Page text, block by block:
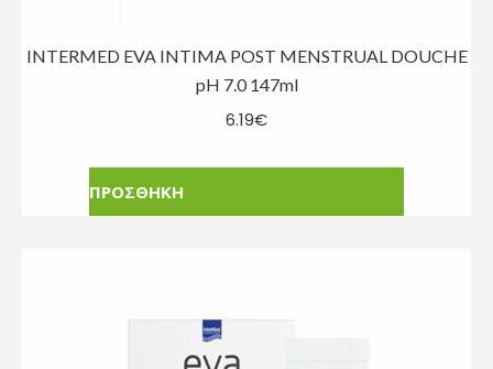
INTERMED EVA INTIMA POST MENSTRUAL DOUCHE
pH 7.0 147ml
6.19€
ΠΡΟΣΘΗΚΗ